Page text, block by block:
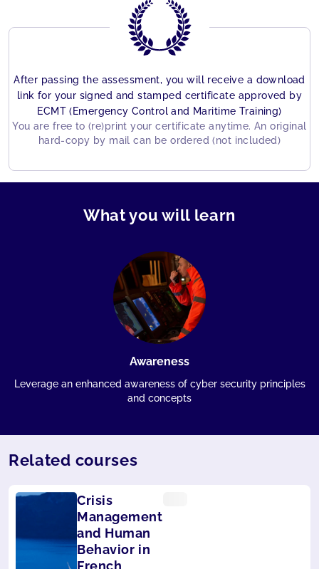
After passing the assessment, you will receive a download
link for your signed and stamped certificate approved by
ECMT (Emergency Control and Maritime Training)
You are free to (re)print your certificate anytime. An original
hard-copy by mail can be ordered (not included)
What you will learn
Awareness
Leverage an enhanced awareness of cyber security principles
and concepts
Related courses
Crisis
Management
and Human
Behavior in
French